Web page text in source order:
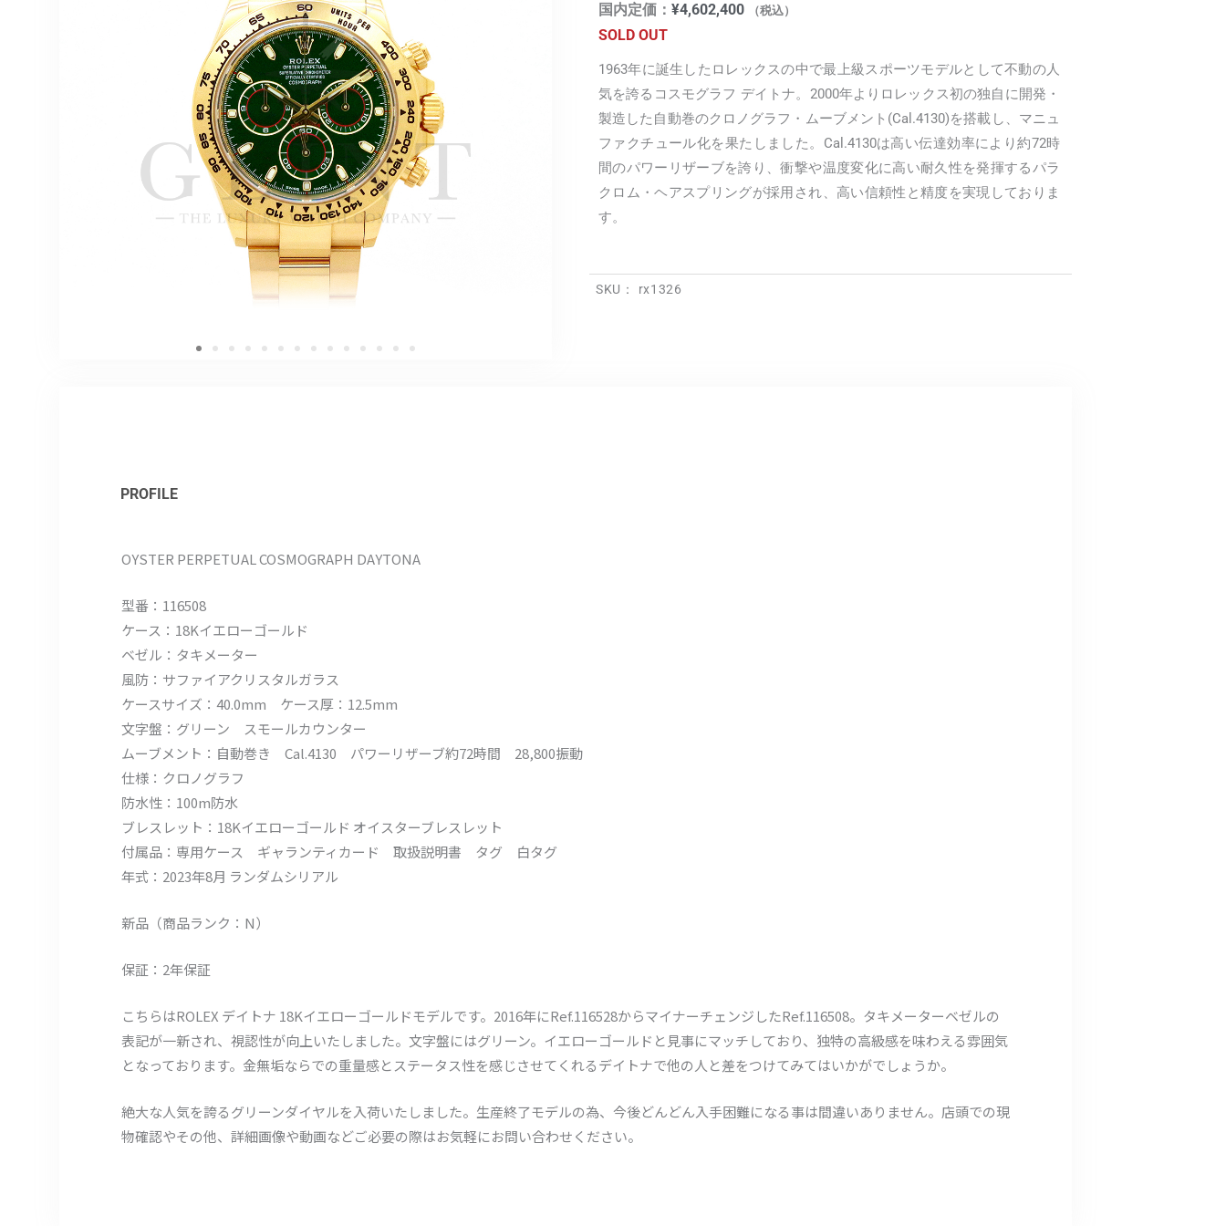
国内定価： ¥4,602,400 （税込）
SOLD OUT
1963年に誕生したロレックスの中で最上級スポーツモデルとして不動の人
気を誇るコスモグラフ デイトナ。2000年よりロレックス初の独自に開発・
製造した自動巻のクロノグラフ・ムーブメント(Cal.4130)を搭載し、マニュ
ファクチュール化を果たしました。Cal.4130は高い伝達効率により約72時
間のパワーリザーブを誇り、衝撃や温度変化に高い耐久性を発揮するパラ
クロム・ヘアスプリングが採用され、高い信頼性と精度を実現しておりま
す。
SKU： rx1326
PROFILE
OYSTER PERPETUAL COSMOGRAPH DAYTONA
型番：116508
ケース：18Kイエローゴールド
ベゼル：タキメーター
風防：サファイアクリスタルガラス
ケースサイズ：40.0mm ケース厚：12.5mm
文字盤：グリーン スモールカウンター
ムーブメント：自動巻き Cal.4130 パワーリザーブ約72時間 28,800振動
仕様：クロノグラフ
防水性：100m防水
ブレスレット：18Kイエローゴールド オイスターブレスレット
付属品：専用ケース ギャランティカード 取扱説明書 タグ 白タグ
年式：2023年8月 ランダムシリアル
新品（商品ランク：N）
保証：2年保証
こちらはROLEX デイトナ 18Kイエローゴールドモデルです。2016年にRef.116528からマイナーチェンジしたRef.116508。タキメーターベゼルの
表記が一新され、視認性が向上いたしました。文字盤にはグリーン。イエローゴールドと見事にマッチしており、独特の高級感を味わえる雰囲気
となっております。金無垢ならでの重量感とステータス性を感じさせてくれるデイトナで他の人と差をつけてみてはいかがでしょうか。
絶大な人気を誇るグリーンダイヤルを入荷いたしました。生産終了モデルの為、今後どんどん入手困難になる事は間違いありません。店頭での現
物確認やその他、詳細画像や動画などご必要の際はお気軽にお問い合わせください。